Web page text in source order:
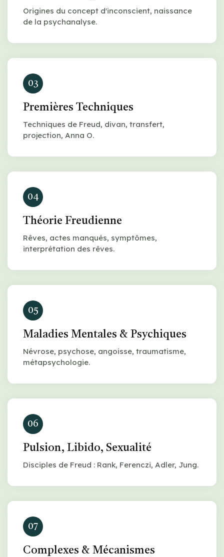
Origines du concept d'inconscient, naissance
de la psychanalyse.
03
Premières Techniques
Techniques de Freud, divan, transfert,
projection, Anna O.
04
Théorie Freudienne
Rêves, actes manqués, symptômes,
interprétation des rêves.
05
Maladies Mentales & Psychiques
Névrose, psychose, angoisse, traumatisme,
métapsychologie.
06
Pulsion, Libido, Sexualité
Disciples de Freud : Rank, Ferenczi, Adler, Jung.
07
Complexes & Mécanismes